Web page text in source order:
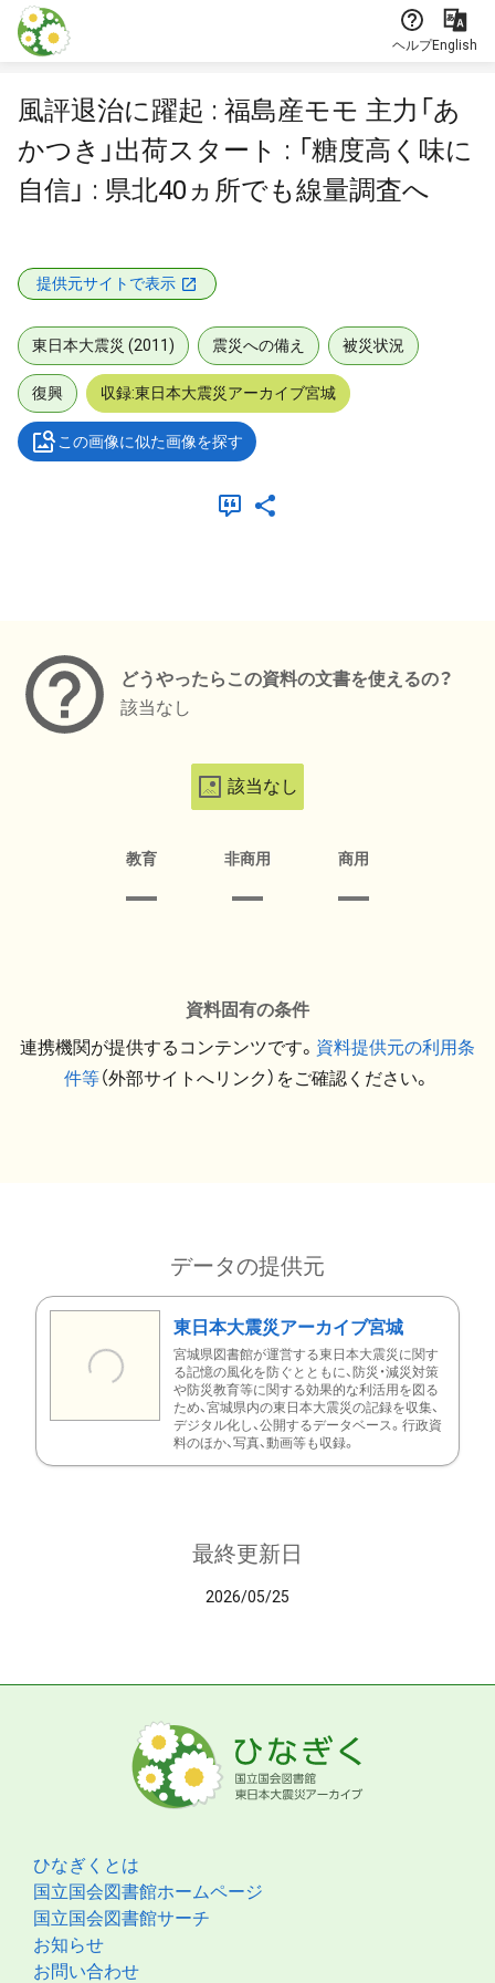
本文に飛ぶ
ヘルプEnglish
風評退治に躍起 : 福島産モモ 主力「あ
かつき」出荷スタート : 「糖度高く味に
自信」 : 県北40ヵ所でも線量調査へ
提供元サイトで表示
東日本大震災 (2011) 震災への備え 被災状況
復興 収録:東日本大震災アーカイブ宮城
この画像に似た画像を探す
どうやったらこの資料の文書を使えるの？
該当なし
該当なし
教育 非商用 商用
資料固有の条件
連携機関が提供するコンテンツです。 資料提供元の利用条
件等（外部サイトへリンク）をご確認ください。
データの提供元
東日本大震災アーカイブ宮城
宮城県図書館が運営する東日本大震災に関す
る記憶の風化を防ぐとともに、防災・減災対策
や防災教育等に関する効果的な利活用を図る
ため、宮城県内の東日本大震災の記録を収集、
デジタル化し、公開するデータベース。行政資
料のほか、写真、動画等も収録。
最終更新日
2026/05/25
ひなぎくとは
国立国会図書館ホームページ
国立国会図書館サーチ
お知らせ
お問い合わせ